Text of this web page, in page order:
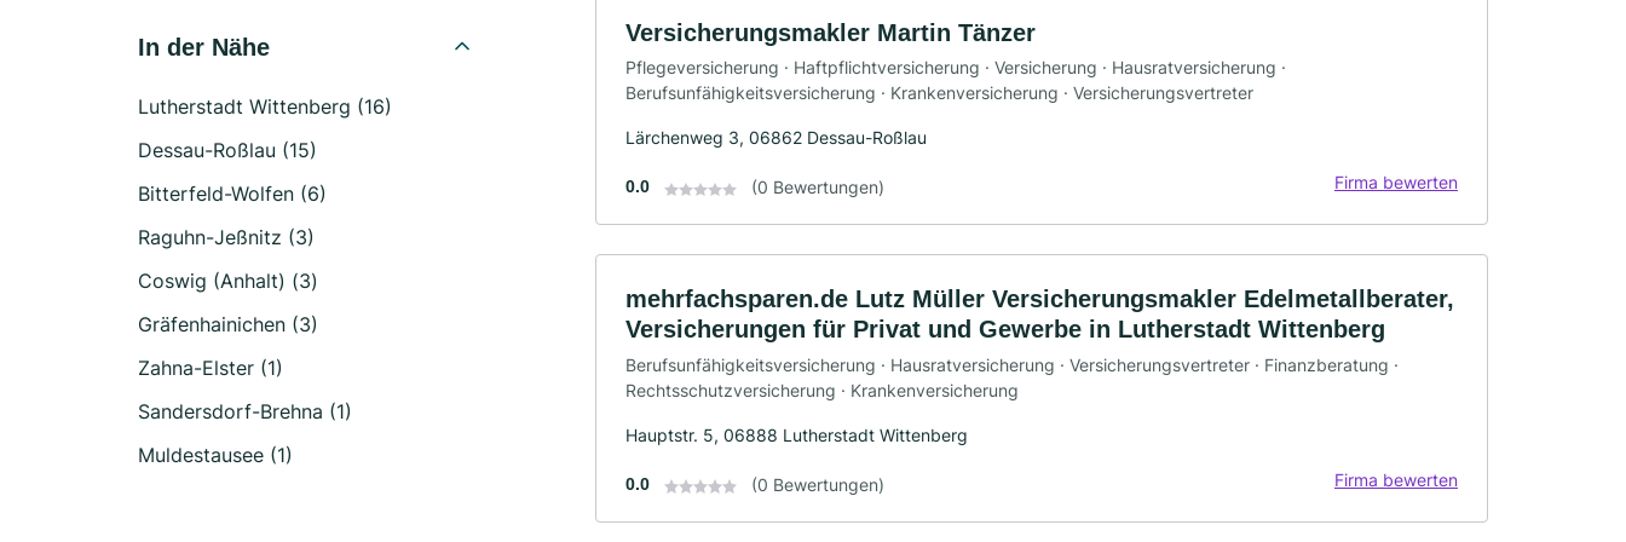
In der Nähe
Lutherstadt Wittenberg (16)
Dessau-Roßlau (15)
Bitterfeld-Wolfen (6)
Raguhn-Jeßnitz (3)
Coswig (Anhalt) (3)
Gräfenhainichen (3)
Zahna-Elster (1)
Sandersdorf-Brehna (1)
Muldestausee (1)
Versicherungsmakler Martin Tänzer
Pflegeversicherung · Haftpflichtversicherung · Versicherung · Hausratversicherung ·
Berufsunfähigkeitsversicherung · Krankenversicherung · Versicherungsvertreter
Lärchenweg 3, 06862 Dessau-Roßlau
0.0 (0 Bewertungen) Firma bewerten
mehrfachsparen.de Lutz Müller Versicherungsmakler Edelmetallberater,
Versicherungen für Privat und Gewerbe in Lutherstadt Wittenberg
Berufsunfähigkeitsversicherung · Hausratversicherung · Versicherungsvertreter · Finanzberatung ·
Rechtsschutzversicherung · Krankenversicherung
Hauptstr. 5, 06888 Lutherstadt Wittenberg
0.0 (0 Bewertungen) Firma bewerten